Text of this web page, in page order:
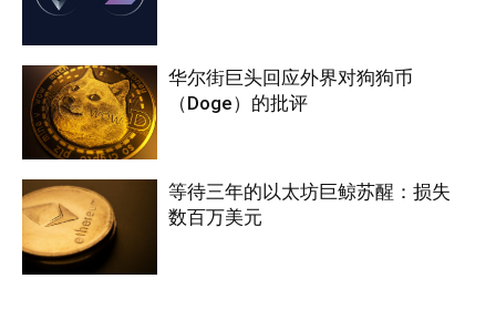
华尔街巨头回应外界对狗狗币
（Doge）的批评
等待三年的以太坊巨鲸苏醒：损失
数百万美元